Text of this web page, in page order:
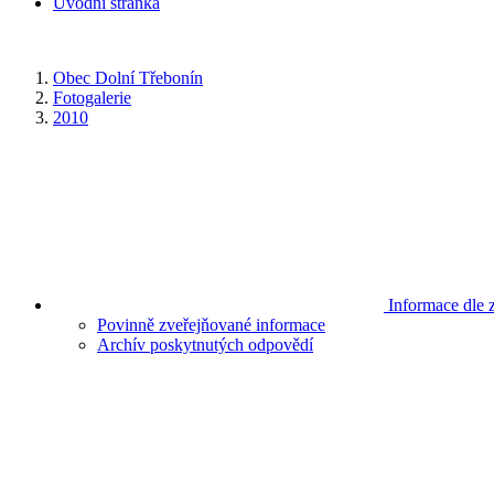
Obec Dolní Třebonín
Fotogalerie
2010
Informace dle
Povinně zveřejňované informace
Archív poskytnutých odpovědí